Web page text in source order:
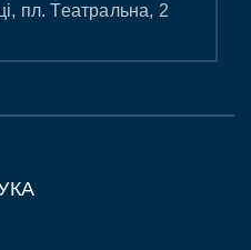
пл. Театральна, 2